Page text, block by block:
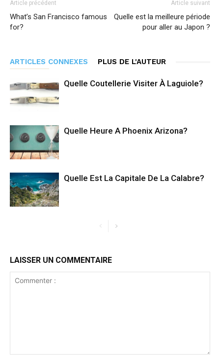
Article précédent
What’s San Francisco famous
for?
Article suivant
Quelle est la meilleure période
pour aller au Japon ?
ARTICLES CONNEXES PLUS DE L'AUTEUR
Quelle Coutellerie Visiter À Laguiole?
Quelle Heure A Phoenix Arizona?
Quelle Est La Capitale De La Calabre?
LAISSER UN COMMENTAIRE